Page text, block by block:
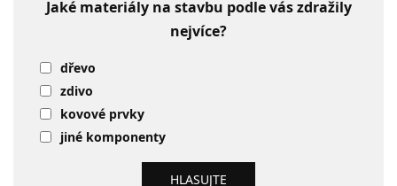
Jaké materiály na stavbu podle vás zdražily
nejvíce?
dřevo
zdivo
kovové prvky
jiné komponenty